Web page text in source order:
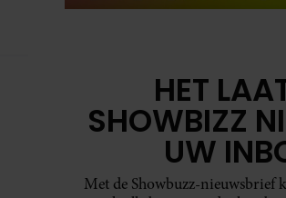
HET
SHOWBIZZ
UW
Met de Showbuzz-nieuwsbrief